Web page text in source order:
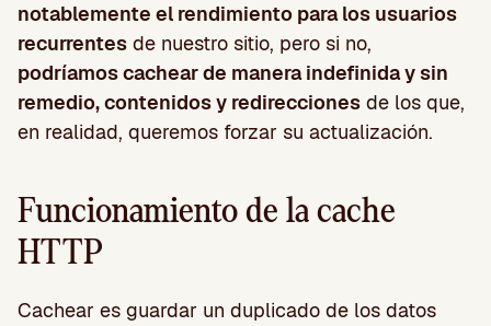
notablemente el rendimiento para los usuarios
recurrentes de nuestro sitio, pero si no,
podríamos cachear de manera indefinida y sin
remedio, contenidos y redirecciones de los que,
en realidad, queremos forzar su actualización.
Funcionamiento de la cache
HTTP
Cachear es guardar un duplicado de los datos